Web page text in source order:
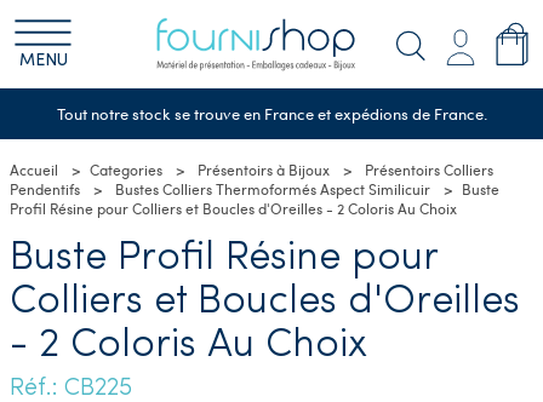
MENU
Tout notre stock se trouve en France et expédions de France.
Accueil Categories Présentoirs à Bijoux
Présentoirs Colliers
Pendentifs
Bustes Colliers Thermoformés Aspect Similicuir
Buste
Profil Résine pour Colliers et Boucles d'Oreilles - 2 Coloris Au Choix
Buste Profil Résine pour
Colliers et Boucles d'Oreilles
- 2 Coloris Au Choix
Réf.: CB225